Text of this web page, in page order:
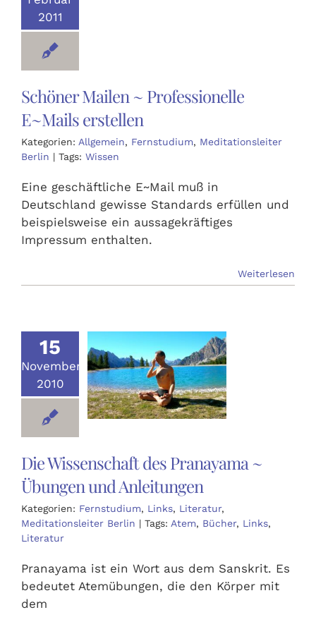
2011
Schöner Mailen ~ Professionelle
E~Mails erstellen
Kategorien: Allgemein, Fernstudium, Meditationsleiter
Berlin | Tags: Wissen
Eine geschäftliche E~Mail muß in
Deutschland gewisse Standards erfüllen und
beispielsweise ein aussagekräftiges
Impressum enthalten.
Weiterlesen
15
November
2010
Die Wissenschaft des Pranayama ~
Übungen und Anleitungen
Kategorien: Fernstudium, Links, Literatur,
Meditationsleiter Berlin | Tags: Atem, Bücher, Links,
Literatur
Pranayama ist ein Wort aus dem Sanskrit. Es
bedeutet Atemübungen, die den Körper mit
dem